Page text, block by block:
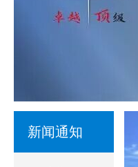
新闻通知